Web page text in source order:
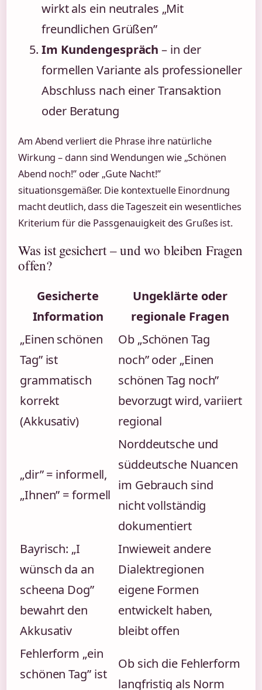
wirkt als ein neutrales „Mit
freundlichen Grüßen”
Im Kundengespräch – in der
formellen Variante als professioneller
Abschluss nach einer Transaktion
oder Beratung
Am Abend verliert die Phrase ihre natürliche
Wirkung – dann sind Wendungen wie „Schönen
Abend noch!” oder „Gute Nacht!”
situationsgemäßer. Die kontextuelle Einordnung
macht deutlich, dass die Tageszeit ein wesentliches
Kriterium für die Passgenauigkeit des Grußes ist.
Was ist gesichert – und wo bleiben Fragen
offen?
Gesicherte
Information
Ungeklärte oder
regionale Fragen
„Einen schönen
Tag” ist
grammatisch
korrekt
(Akkusativ)
Ob „Schönen Tag
noch” oder „Einen
schönen Tag noch”
bevorzugt wird, variiert
regional
„dir” = informell,
„Ihnen” = formell
Norddeutsche und
süddeutsche Nuancen
im Gebrauch sind
nicht vollständig
dokumentiert
Bayrisch: „I
wünsch da an
scheena Dog”
bewahrt den
Akkusativ
Inwieweit andere
Dialektregionen
eigene Formen
entwickelt haben,
bleibt offen
Fehlerform „ein
schönen Tag” ist
Ob sich die Fehlerform
langfristig als Norm